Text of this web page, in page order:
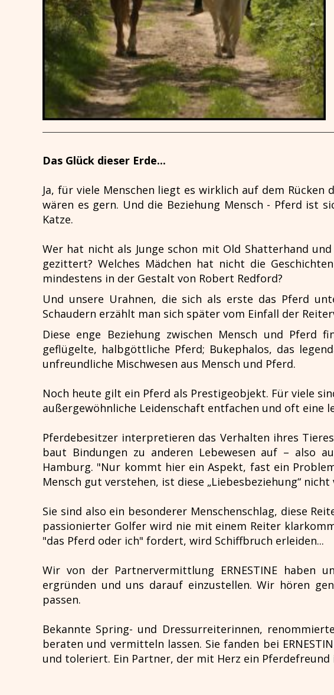
Das Glück dieser Erde...
Ja, für viele Menschen liegt es wirklich auf dem
wären es gern. Und die Beziehung Mensch - Pferd ist
Katze.
Wer hat nicht als Junge schon mit Old Shatterhand
gezittert? Welches Mädchen hat nicht die
mindestens in der Gestalt von Robert Redford?
Und unsere Urahnen, die sich als erste das Pferd
Schaudern erzählt man sich später vom Einfall der
Diese enge Beziehung zwischen Mensch und Pferd
geflügelte, halbgöttliche Pferd; Bukephalos, das
unfreundliche Mischwesen aus Mensch und Pferd.
Noch heute gilt ein Pferd als Prestigeobjekt. Für viele
außergewöhnliche Leidenschaft entfachen und oft eine
Pferdebesitzer interpretieren das Verhalten ihres
baut Bindungen zu anderen Lebewesen auf – also
Hamburg. "Nur kommt hier ein Aspekt, fast ein
Mensch gut verstehen, ist diese „Liebesbeziehung“
Sie sind also ein besonderer Menschenschlag, diese
passionierter Golfer wird nie mit einem Reiter
"das Pferd oder ich" fordert, wird Schiffbruch erleiden...
Wir von der Partnervermittlung ERNESTINE haben
ergründen und uns darauf einzustellen. Wir hören
passen.
Bekannte Spring- und Dressurreiterinnen,
beraten und vermitteln lassen. Sie fanden bei
und toleriert. Ein Partner, der mit Herz ein Pferdefreund